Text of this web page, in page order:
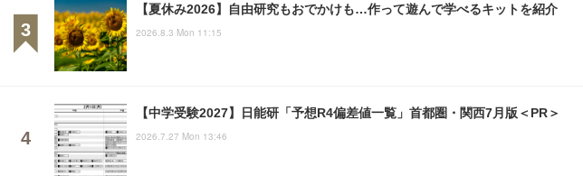
【夏休み2026】自由研究もおでかけも…作って遊んで学べるキットを紹介
2026.8.3 Mon 11:15
【中学受験2027】日能研「予想R4偏差値一覧」首都圏・関西7月版＜PR＞
2026.7.27 Mon 13:46